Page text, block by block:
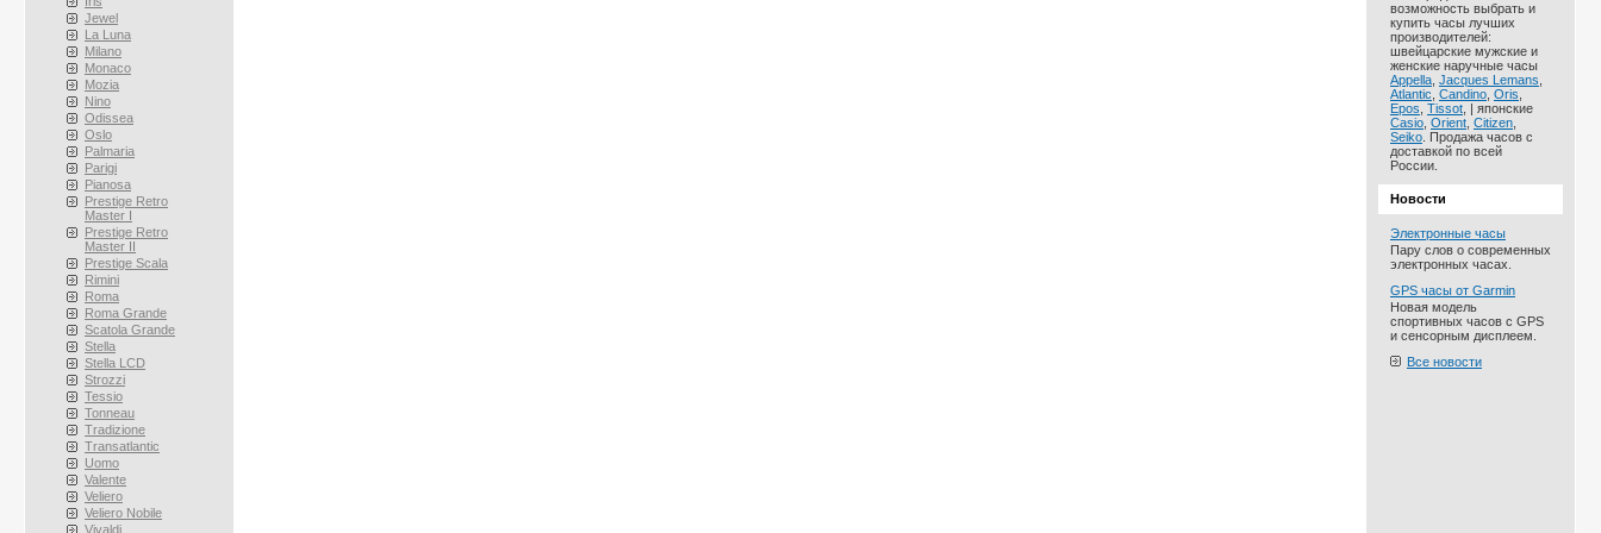
Jewel
La Luna
Milano
Monaco
Mozia
Nino
Odissea
Oslo
Palmaria
Parigi
Pianosa
Prestige Retro
Master I
Prestige Retro
Master II
Prestige Scala
Rimini
Roma
Roma Grande
Scatola Grande
Stella
Stella LCD
Strozzi
Tessio
Tonneau
Tradizione
Transatlantic
Uomo
Valente
Veliero
Veliero Nobile
Vivaldi
возможность выбрать и
купить часы лучших
производителей:
швейцарские мужские и
женские наручные часы
Appella Jacques Lemans
Atlantic Candino Oris
Epos Tissot , | японские
Casio Orient Citizen
Seiko . Продажа часов с
доставкой по всей
России.
Новости
Электронные часы
Пару слов о современных
электронных часах.
GPS часы от Garmin
Новая модель
спортивных часов с GPS
и сенсорным дисплеем.
Все новости